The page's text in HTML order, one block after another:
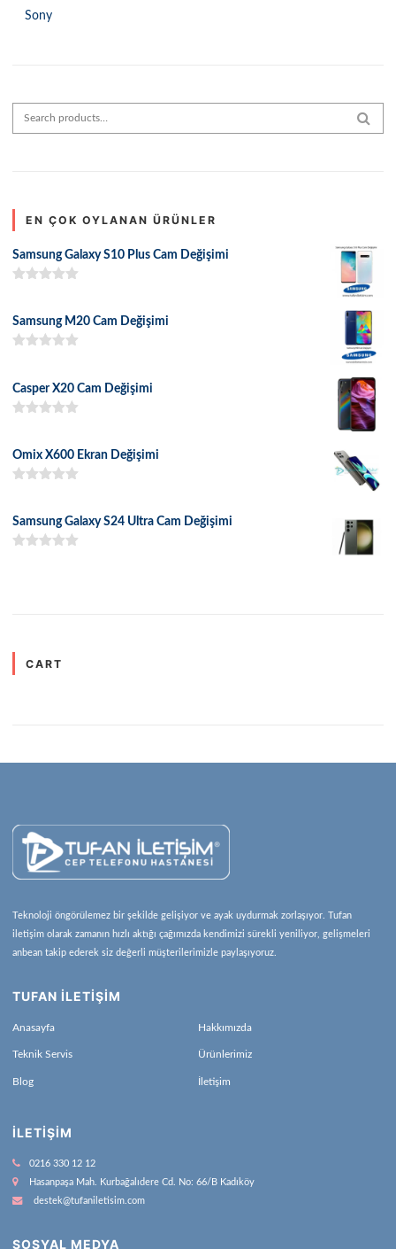
Sony
Search for:
EN ÇOK OYLANAN ÜRÜNLER
Samsung Galaxy S10 Plus Cam Değişimi
Samsung M20 Cam Değişimi
Casper X20 Cam Değişimi
Omix X600 Ekran Değişimi
Samsung Galaxy S24 Ultra Cam Değişimi
CART
Teknoloji öngörülemez bir şekilde gelişiyor ve ayak uydurmak zorlaşıyor. Tufan
iletişim olarak zamanın hızlı aktığı çağımızda kendimizi sürekli yeniliyor, gelişmeleri
anbean takip ederek siz değerli müşterilerimizle paylaşıyoruz.
TUFAN İLETİŞİM
Anasayfa Hakkımızda
Teknik Servis Ürünlerimiz
Blog İletişim
İLETIŞIM
0216 330 12 12
Hasanpaşa Mah. Kurbağalıdere Cd. No: 66/B Kadıköy
destek@tufaniletisim.com
SOSYAL MEDYA